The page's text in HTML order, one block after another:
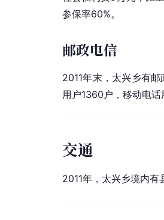
参保率60%。
邮政电信
2011年末，太兴乡有
用户1360户，移动电
交通
2011年，太兴乡境内